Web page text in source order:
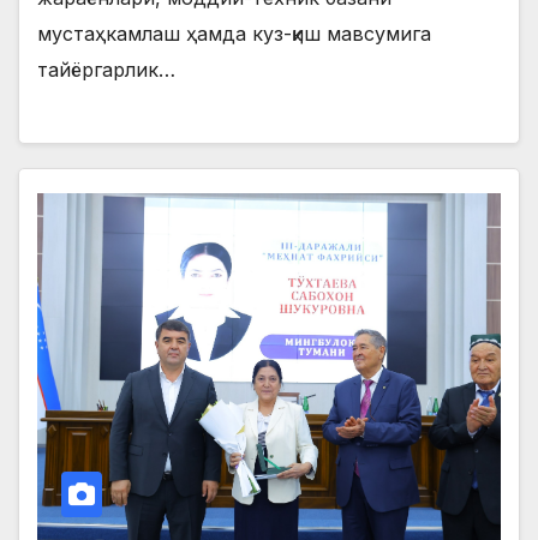
мустаҳкамлаш ҳамда куз-қиш мавсумига
тайёргарлик…